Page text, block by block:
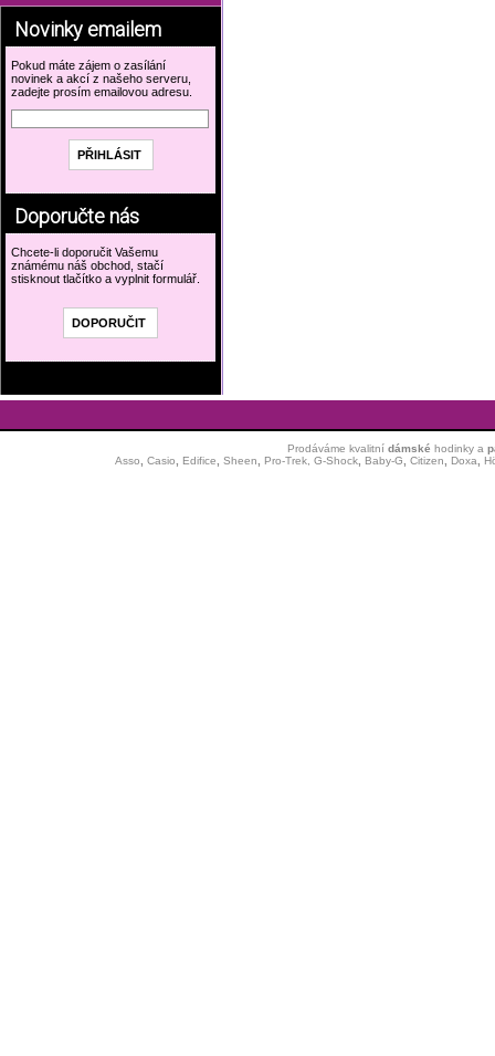
Novinky emailem
Pokud máte zájem o zasílání
novinek a akcí z našeho serveru,
zadejte prosím emailovou adresu.
Doporučte nás
Chcete-li doporučit Vašemu
známému náš obchod, stačí
stisknout tlačítko a vyplnit formulář.
Prodáváme kvalitní dámské hodinkya
Asso
Casio Edifice Sheen Pro-Trek, G-Shock, Baby-G Citizen Doxa